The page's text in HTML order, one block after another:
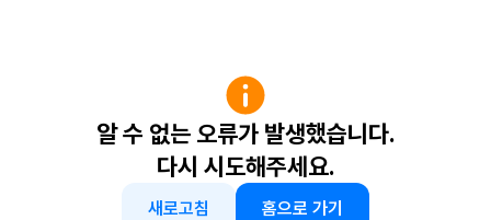
알 수 없는 오류가 발생했습니다.
다시 시도해주세요.
새로고침 홈으로 가기